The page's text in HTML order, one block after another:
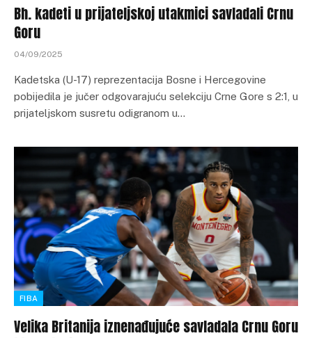
Bh. kadeti u prijateljskoj utakmici savladali Crnu
Goru
04/09/2025
Kadetska (U-17) reprezentacija Bosne i Hercegovine
pobijedila je jučer odgovarajuću selekciju Crne Gore s 2:1, u
prijateljskom susretu odigranom u…
FIBA
Velika Britanija iznenađujuće savladala Crnu Goru